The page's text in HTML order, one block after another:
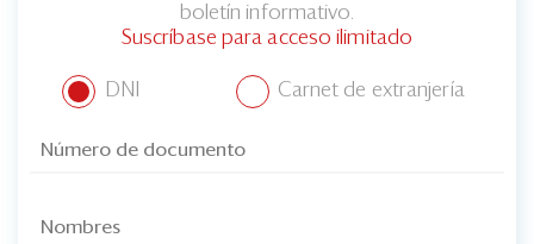
boletín informativo.
Suscríbase para acceso ilimitado
DNI Carnet de extranjería